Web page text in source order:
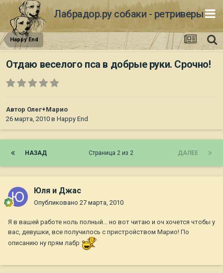
Лабрадор.ру собаки - ретриверы
Happy End
Отдаю веселого пса в добрые руки. Срочно!
Автор Олег+Марио
26 марта, 2010 в Happy End
НАЗАД ДАЛЕЕ
Страница 2 из 2
Юля и Джас
Опубликовано 27 марта, 2010
Я в вашей работе ноль полный... но вот читаю и оч хочется чтобы у
вас, девушки, все получилось с пристройством Марио! По
описанию ну прям лабр